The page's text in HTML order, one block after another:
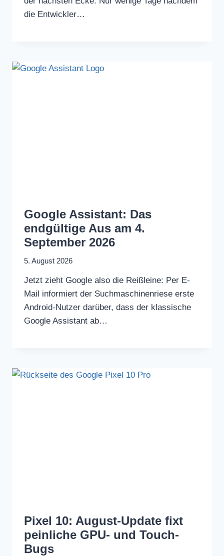
die Entwickler…
Google Assistant: Das
endgültige Aus am 4.
September 2026
5. August 2026
Jetzt zieht Google also die Reißleine: Per E-
Mail informiert der Suchmaschinenriese erste
Android-Nutzer darüber, dass der klassische
Google Assistant ab…
Pixel 10: August-Update fixt
peinliche GPU- und Touch-
Bugs